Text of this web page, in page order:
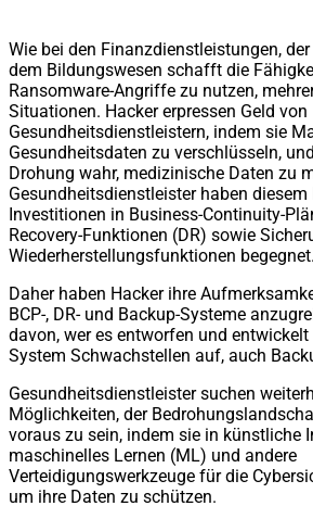
Wie bei den Finanzdienstleistungen,
dem Bildungswesen schafft die
Ransomware-Angriffe zu nutzen,
Situationen. Hacker erpressen Geld von
Gesundheitsdienstleistern, indem sie
Gesundheitsdaten zu verschlüsseln,
Drohung wahr, medizinische Daten zu
Gesundheitsdienstleister haben
Investitionen in Business-Continuity-
Recovery-Funktionen (DR) sowie
Wiederherstellungsfunktionen begegnet.
Daher haben Hacker ihre
BCP-, DR- und Backup-Systeme
davon, wer es entworfen und
System Schwachstellen auf, auch
Gesundheitsdienstleister suchen
Möglichkeiten, der
voraus zu sein, indem sie in künstliche
maschinelles Lernen (ML) und andere
Verteidigungswerkzeuge für die
um ihre Daten zu schützen.